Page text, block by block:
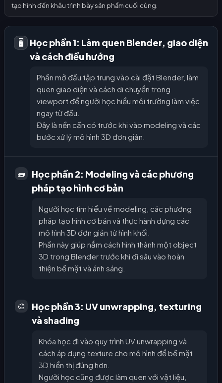
tạo hình đến khâu trình bày sản phẩm cuối cùng.
🖥️
Học phần 1: Làm quen Blender, giao diện
và cách điều hướng
Phần mở đầu tập trung vào cài đặt Blender, làm
quen giao diện và cách di chuyển trong
viewport để người học hiểu môi trường làm việc
ngay từ đầu.
Đây là nền cần có trước khi vào modeling và các
bước xử lý mô hình 3D đơn giản.
🧱
Học phần 2: Modeling và các phương
pháp tạo hình cơ bản
Người học tìm hiểu về modeling, các phương
pháp tạo hình cơ bản và thực hành dựng các
mô hình 3D đơn giản từ hình khối.
Phần này giúp nắm cách hình thành một object
3D trong Blender trước khi đi sâu vào hoàn
thiện bề mặt và ánh sáng.
🎨
Học phần 3: UV unwrapping, texturing
và shading
Khóa học đi vào quy trình UV unwrapping và
cách áp dụng texture cho mô hình để bề mặt
3D hiển thị đúng hơn.
Người học cũng được làm quen với vật liệu,